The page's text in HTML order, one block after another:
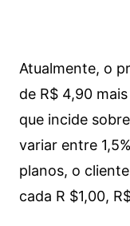
Atualmente, o
de R$ 4,90
que incide
variar entre
planos, o
cada R $1,00,